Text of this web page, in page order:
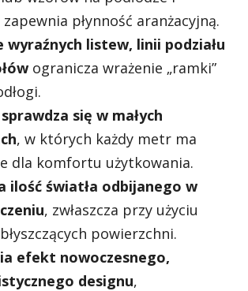
płynność aranżacyjną.
wyraźnych listew, linii podziału
ogranicza wrażenie „ramki”
się w małych
, w których każdy metr ma
dla komfortu użytkowania.
ilość światła odbijanego w
, zwłaszcza przy użyciu
powierzchni.
efekt nowoczesnego,
designu,